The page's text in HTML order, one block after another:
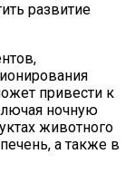
развитие
привести к
ночную
животного
а также в